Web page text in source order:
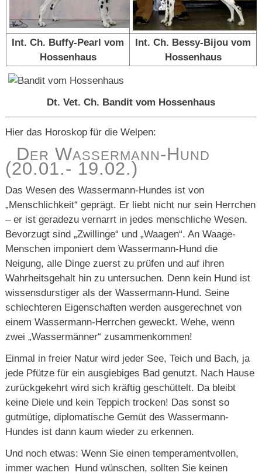
Int. Ch. Buffy-Pearl vom
Hossenhaus
Int. Ch. Bessy-Bijou vom
Hossenhaus
Dt. Vet. Ch. Bandit vom Hossenhaus
Hier das Horoskop für die Welpen:
Der Wassermann-Hund
(20.01.- 19.02.)
Das Wesen des Wassermann-Hundes ist von
„Menschlichkeit“ geprägt. Er liebt nicht nur sein Herrchen
– er ist geradezu vernarrt in jedes menschliche Wesen.
Bevorzugt sind „Zwillinge“ und „Waagen“. An Waage-
Menschen imponiert dem Wassermann-Hund die
Neigung, alle Dinge zuerst zu prüfen und auf ihren
Wahrheitsgehalt hin zu untersuchen. Denn kein Hund ist
wissensdurstiger als der Wassermann-Hund. Seine
schlechteren Eigenschaften werden ausgerechnet von
einem Wassermann-Herrchen geweckt. Wehe, wenn
zwei „Wassermänner“ zusammenkommen!
Einmal in freier Natur wird jeder See, Teich und Bach, ja
jede Pfütze für ein ausgiebiges Bad genutzt. Nach Hause
zurückgekehrt wird sich kräftig geschüttelt. Da bleibt
keine Diele und kein Teppich trocken! Das sonst so
gutmütige, diplomatische Gemüt des Wassermann-
Hundes ist dann kaum wieder zu erkennen.
Und noch etwas: Wenn Sie einen temperamentvollen,
immer wachen Hund wünschen, sollten Sie keinen